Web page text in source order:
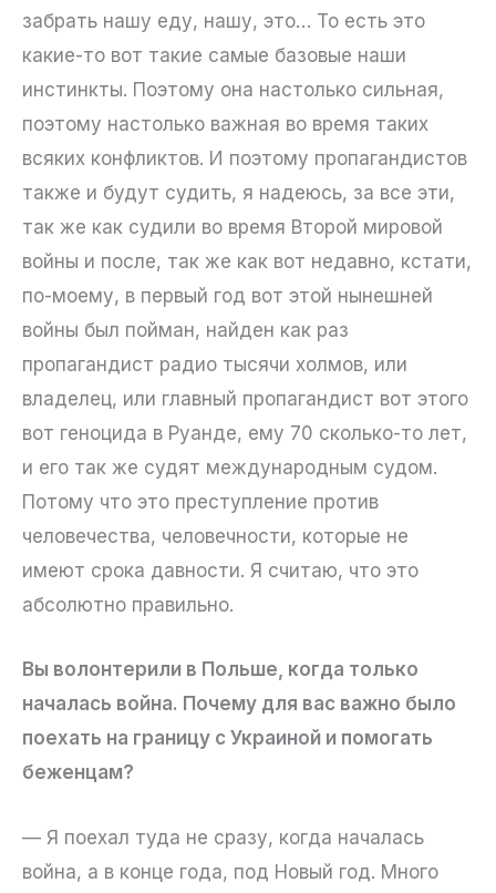
забрать нашу еду, нашу, это… То есть это
какие-то вот такие самые базовые наши
инстинкты. Поэтому она настолько сильная,
поэтому настолько важная во время таких
всяких конфликтов. И поэтому пропагандистов
также и будут судить, я надеюсь, за все эти,
так же как судили во время Второй мировой
войны и после, так же как вот недавно, кстати,
по-моему, в первый год вот этой нынешней
войны был пойман, найден как раз
пропагандист радио тысячи холмов, или
владелец, или главный пропагандист вот этого
вот геноцида в Руанде, ему 70 сколько-то лет,
и его так же судят международным судом.
Потому что это преступление против
человечества, человечности, которые не
имеют срока давности. Я считаю, что это
абсолютно правильно.
Вы волонтерили в Польше, когда только
началась война. Почему для вас важно было
поехать на границу с Украиной и помогать
беженцам?
— Я поехал туда не сразу, когда началась
война, а в конце года, под Новый год. Много